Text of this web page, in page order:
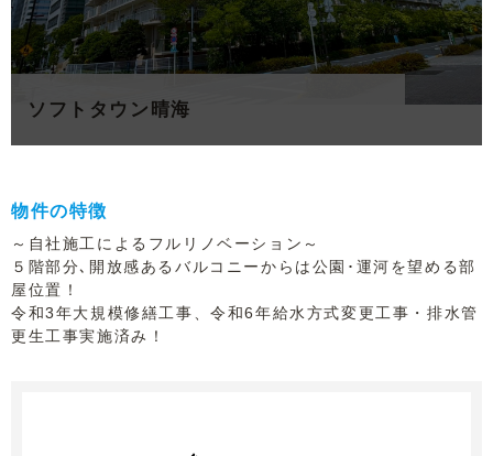
ソフトタウン晴海
物件の特徴
～自社施工によるフルリノベーション～
５階部分､開放感あるバルコニーからは公園･運河を望める部
屋位置！
令和3年大規模修繕工事、令和6年給水方式変更工事・排水管
更生工事実施済み！